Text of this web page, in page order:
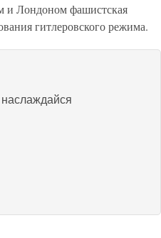
и Лондоном фашистская
гитлеровского режима.
наслаждайся